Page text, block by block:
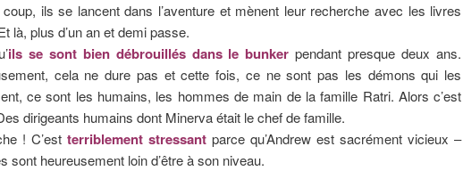
ils se lancent dans l’aventure et mènent leur recherche avec les livres
là, plus d’un an et demi passe.
ils se sont bien débrouillés dans le bunker pendant presque deux ans.
cela ne dure pas et cette fois, ce ne sont pas les démons qui les
ce sont les humains, les hommes de main de la famille Ratri. Alors c’est
dirigeants humains dont Minerva était le chef de famille.
! C’est terriblement stressant parce qu’Andrew est sacrément vicieux –
sont heureusement loin d’être à son niveau.